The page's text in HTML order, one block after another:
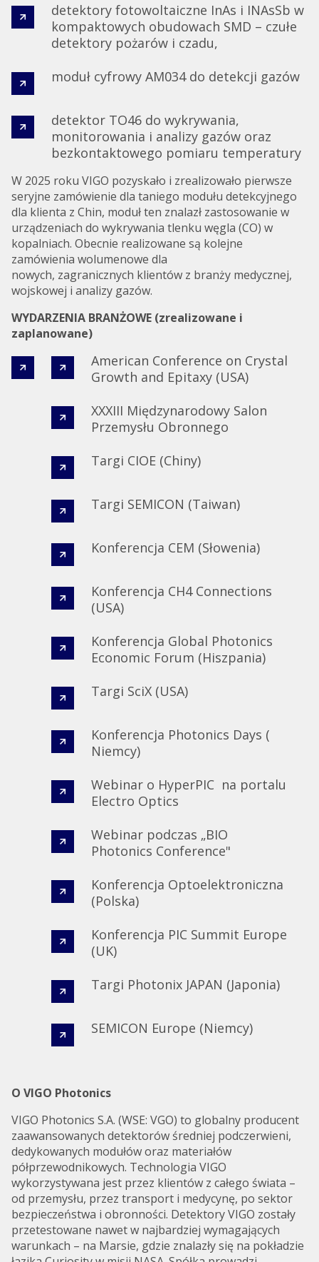
detektory fotowoltaiczne InAs i INAsSb w
kompaktowych obudowach SMD – czułe
detektory pożarów i czadu,
moduł cyfrowy AM034 do detekcji gazów
detektor TO46 do wykrywania,
monitorowania i analizy gazów oraz
bezkontaktowego pomiaru temperatury
W 2025 roku VIGO pozyskało i zrealizowało pierwsze
seryjne zamówienie dla taniego modułu detekcyjnego
dla klienta z Chin, moduł ten znalazł zastosowanie w
urządzeniach do wykrywania tlenku węgla (CO) w
kopalniach. Obecnie realizowane są kolejne
zamówienia wolumenowe dla
nowych, zagranicznych klientów z branży medycznej,
wojskowej i analizy gazów.
WYDARZENIA BRANŻOWE (zrealizowane i
zaplanowane)
American Conference on Crystal
Growth and Epitaxy (USA)
XXXIII Międzynarodowy Salon
Przemysłu Obronnego​
Targi CIOE (Chiny)​
Targi SEMICON (Taiwan)​
Konferencja CEM (Słowenia)​
Konferencja CH4 Connections
(USA)​
Konferencja Global Photonics
Economic Forum (Hiszpania)​
Targi SciX (USA) ​
Konferencja Photonics Days (
Niemcy) ​
Webinar o HyperPIC na portalu
Electro Optics
Webinar podczas „BIO
Photonics Conference"​
Konferencja Optoelektroniczna
(Polska)​
Konferencja PIC Summit Europe
(UK) ​
Targi Photonix JAPAN (Japonia) ​
SEMICON Europe (Niemcy)
O VIGO Photonics
VIGO Photonics S.A. (WSE: VGO) to globalny producent
zaawansowanych detektorów średniej podczerwieni,
dedykowanych modułów oraz materiałów
półprzewodnikowych. Technologia VIGO
wykorzystywana jest przez klientów z całego świata –
od przemysłu, przez transport i medycynę, po sektor
bezpieczeństwa i obronności. Detektory VIGO zostały
przetestowane nawet w najbardziej wymagających
warunkach – na Marsie, gdzie znalazły się na pokładzie